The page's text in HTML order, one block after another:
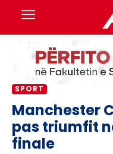
SPORT
Manchester
pas triumfit
finale